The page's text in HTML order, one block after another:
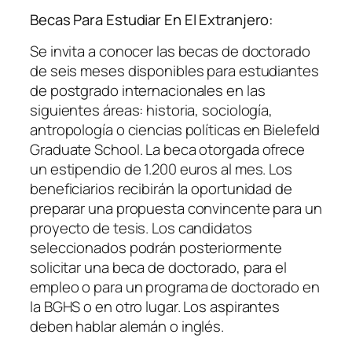
Becas Para Estudiar En El Extranjero:
Se invita a conocer las becas de doctorado
de seis meses disponibles para estudiantes
de postgrado internacionales en las
siguientes áreas: historia, sociología,
antropología o ciencias políticas en Bielefeld
Graduate School. La beca otorgada ofrece
un estipendio de 1.200 euros al mes. Los
beneficiarios recibirán la oportunidad de
preparar una propuesta convincente para un
proyecto de tesis. Los candidatos
seleccionados podrán posteriormente
solicitar una beca de doctorado, para el
empleo o para un programa de doctorado en
la BGHS o en otro lugar. Los aspirantes
deben hablar alemán o inglés.